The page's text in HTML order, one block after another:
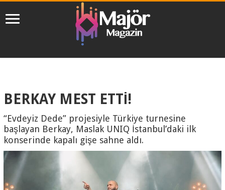
BERKAY MEST ETTİ!
“Evdeyiz Dede” projesiyle Türkiye turnesine
başlayan Berkay, Maslak UNIQ İstanbul’daki ilk
konserinde kapalı gişe sahne aldı.